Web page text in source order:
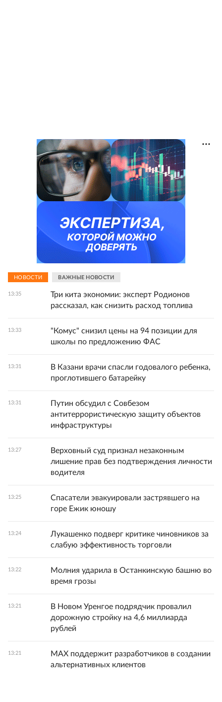
НОВОСТИ ВАЖНЫЕ НОВОСТИ
13:35
Три кита экономии: эксперт Родионов
рассказал, как снизить расход топлива
13:33
"Комус" снизил цены на 94 позиции для
школы по предложению ФАС
13:31
В Казани врачи спасли годовалого ребенка,
проглотившего батарейку
13:31
Путин обсудил с Совбезом
антитеррористическую защиту объектов
инфраструктуры
13:27
Верховный суд признал незаконным
лишение прав без подтверждения личности
водителя
13:25
Спасатели эвакуировали застрявшего на
горе Ежик юношу
13:24
Лукашенко подверг критике чиновников за
слабую эффективность торговли
13:22
Молния ударила в Останкинскую башню во
время грозы
13:21
В Новом Уренгое подрядчик провалил
дорожную стройку на 4,6 миллиарда
рублей
13:21
MAX поддержит разработчиков в создании
альтернативных клиентов